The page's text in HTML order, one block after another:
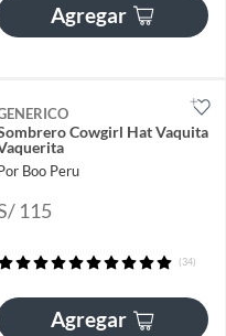
Agregar
Cowgirl Hat Vaquita
Boo Peru
115
(34)
Agregar